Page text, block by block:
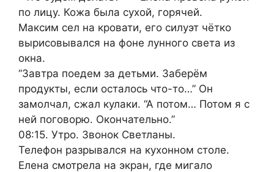
по лицу. Кожа была сухой, горячей.
Максим сел на кровати, его силуэт чётко
вырисовывался на фоне лунного света из
окна.
“Завтра поедем за детьми. Заберём
продукты, если осталось что-то…” Он
замолчал, сжал кулаки. “А потом… Потом я с
ней поговорю. Окончательно.”
08:15. Утро. Звонок Светланы.
Телефон разрывался на кухонном столе.
Елена смотрела на экран, где мигало